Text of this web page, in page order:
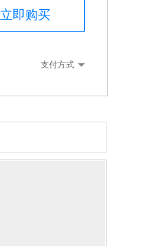
立即购买
支付方式